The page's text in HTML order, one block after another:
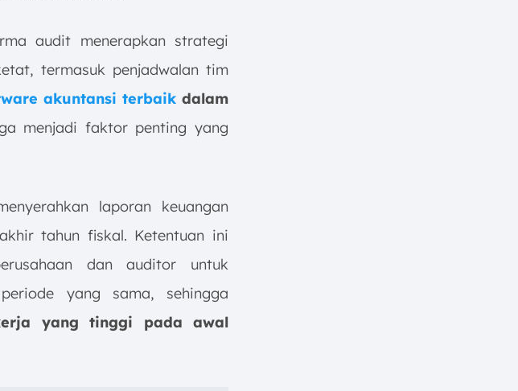
audit menerapkan strategi
termasuk penjadwalan tim
akuntansi terbaik dalam
menjadi faktor penting yang
laporan keuangan
tahun fiskal. Ketentuan ini
dan auditor untuk
yang sama, sehingga
yang tinggi pada awal